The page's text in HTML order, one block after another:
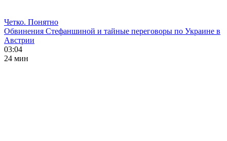
Четко. Понятно
Обвинения Стефаншиной и тайные переговоры по Украине в
Австрии
03:04
24 мин